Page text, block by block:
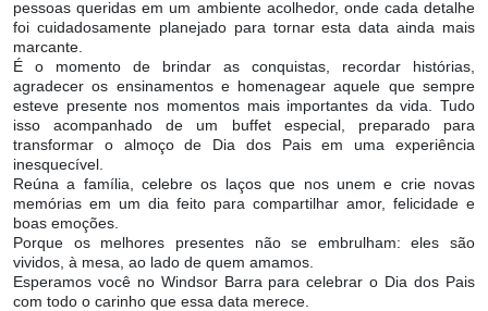
pessoas queridas em um ambiente acolhedor, onde cada detalhe
foi cuidadosamente planejado para tornar esta data ainda mais
marcante.
É o momento de brindar as conquistas, recordar histórias,
agradecer os ensinamentos e homenagear aquele que sempre
esteve presente nos momentos mais importantes da vida. Tudo
isso acompanhado de um buffet especial, preparado para
transformar o almoço de Dia dos Pais em uma experiência
inesquecível.
Reúna a família, celebre os laços que nos unem e crie novas
memórias em um dia feito para compartilhar amor, felicidade e
boas emoções.
Porque os melhores presentes não se embrulham: eles são
vividos, à mesa, ao lado de quem amamos.
Esperamos você no Windsor Barra para celebrar o Dia dos Pais
com todo o carinho que essa data merece.